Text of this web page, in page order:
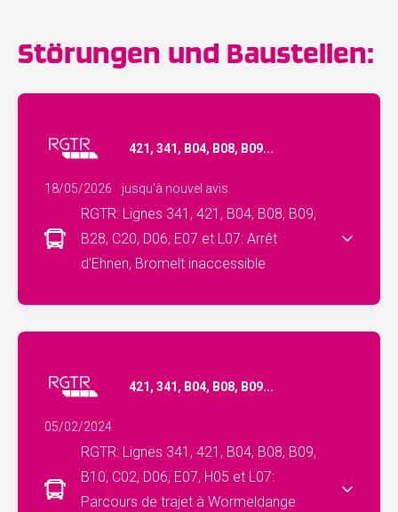
Störungen und Baustellen:
421, 341, B04, B08, B09...
18/05/2026 jusqu'à nouvel avis.
RGTR: Lignes 341, 421, B04, B08, B09,
B28, C20, D06, E07 et L07: Arrêt
d’Ehnen, Bromelt inaccessible
421, 341, B04, B08, B09...
05/02/2024
RGTR: Lignes 341, 421, B04, B08, B09,
B10, C02, D06, E07, H05 et L07:
Parcours de trajet à Wormeldange